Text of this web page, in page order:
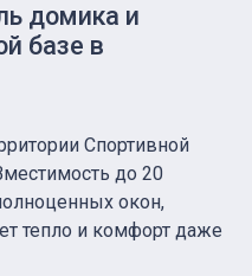
домика и
базе в
Спортивной
до 20
окон,
тепло и комфорт даже